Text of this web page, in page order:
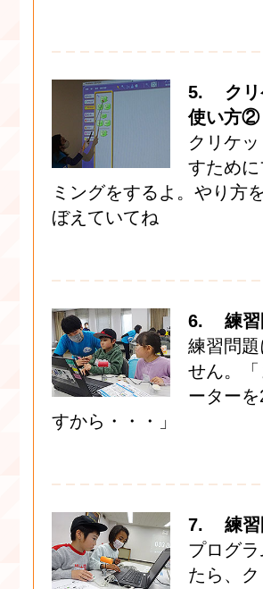
5. クリ
使い方
クリケ
すために
ミングをするよ。やり方
ぼえていてね
6. 練
練習問題
せん。
ーター
すから・・・」
7. 練習
プログ
たら、ク